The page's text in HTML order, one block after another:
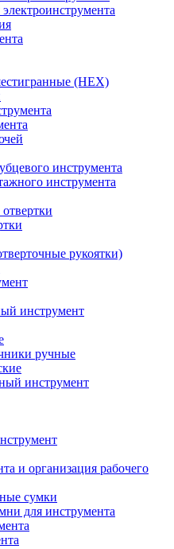
(HEX)
инструмента
инструмента
рукоятки)
инструмент
ручные
инструмент
и организация рабочего
сумки
для инструмента